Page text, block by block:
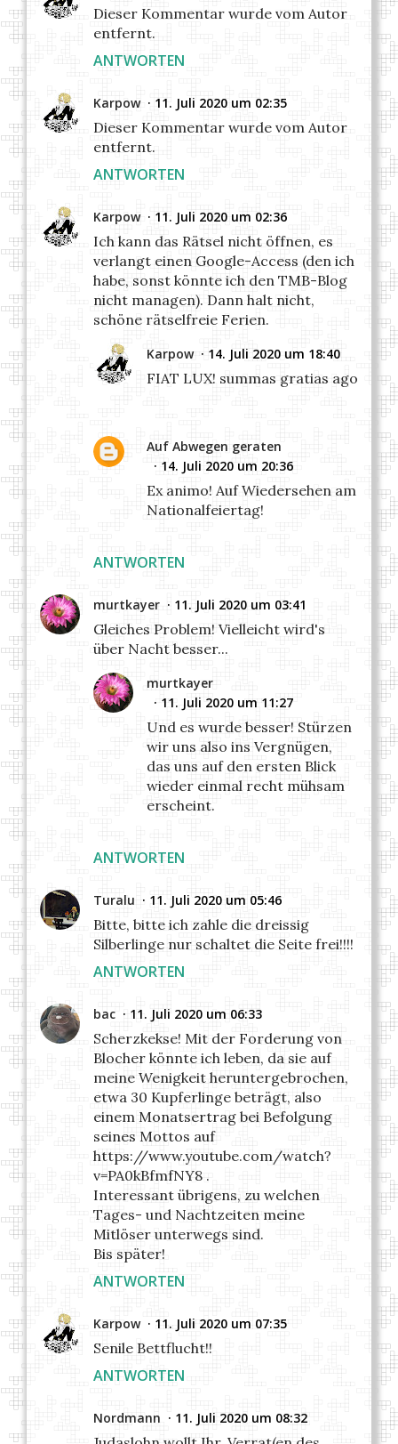
Dieser Kommentar wurde vom Autor
entfernt.
ANTWORTEN
Karpow 11. Juli 2020 um 02:35
Dieser Kommentar wurde vom Autor
entfernt.
ANTWORTEN
Karpow 11. Juli 2020 um 02:36
Ich kann das Rätsel nicht öffnen, es
verlangt einen Google-Access (den ich
habe, sonst könnte ich den TMB-Blog
nicht managen). Dann halt nicht,
schöne rätselfreie Ferien.
ANTWORTEN
Karpow 14. Juli 2020 um 18:40
FIAT LUX! summas gratias ago
Auf Abwegen geraten
14. Juli 2020 um 20:36
Ex animo! Auf Wiedersehen am
Nationalfeiertag!
murtkayer 11. Juli 2020 um 03:41
Gleiches Problem! Vielleicht wird's
über Nacht besser...
ANTWORTEN
murtkayer
11. Juli 2020 um 11:27
Und es wurde besser! Stürzen
wir uns also ins Vergnügen,
das uns auf den ersten Blick
wieder einmal recht mühsam
erscheint.
Turalu 11. Juli 2020 um 05:46
Bitte, bitte ich zahle die dreissig
Silberlinge nur schaltet die Seite frei!!!!
ANTWORTEN
bac 11. Juli 2020 um 06:33
Scherzkekse! Mit der Forderung von
Blocher könnte ich leben, da sie auf
meine Wenigkeit heruntergebrochen,
etwa 30 Kupferlinge beträgt, also
einem Monatsertrag bei Befolgung
seines Mottos auf
https://www.youtube.com/watch?
v=PA0kBfmfNY8 .
Interessant übrigens, zu welchen
Tages- und Nachtzeiten meine
Mitlöser unterwegs sind.
Bis später!
ANTWORTEN
Karpow 11. Juli 2020 um 07:35
Senile Bettflucht!!
ANTWORTEN
Nordmann 11. Juli 2020 um 08:32